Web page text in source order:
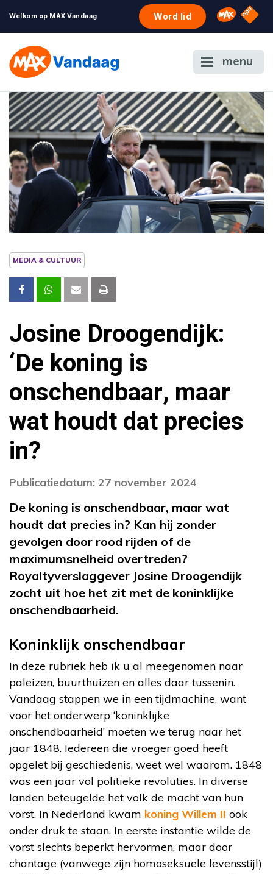
Welkom op MAX Vandaag Word lid Omroep
NPO
menu
MEDIA & CULTUUR
Josine Droogendijk:
‘De koning is
onschendbaar, maar
wat houdt dat precies
in?
Publicatiedatum: 27 november 2024
De koning is onschendbaar, maar wat
houdt dat precies in? Kan hij zonder
gevolgen door rood rijden of de
maximumsnelheid overtreden?
Royaltyverslaggever Josine Droogendijk
zocht uit hoe het zit met de koninklijke
onschendbaarheid.
Koninklijk onschendbaar
In deze rubriek heb ik u al meegenomen naar
paleizen, buurthuizen en alles daar tussenin.
Vandaag stappen we in een tijdmachine, want
voor het onderwerp ‘koninklijke
onschendbaarheid’ moeten we terug naar het
jaar 1848. Iedereen die vroeger goed heeft
opgelet bij geschiedenis, weet wel waarom. 1848
was een jaar vol politieke revoluties. In diverse
landen beteugelde het volk de macht van hun
vorst. In Nederland kwam koning Willem II ook
onder druk te staan. In eerste instantie wilde de
vorst slechts beperkt hervormen, maar door
chantage (vanwege zijn homoseksuele levensstijl)